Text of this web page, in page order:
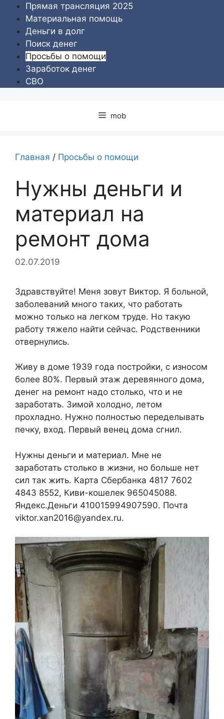
Перейти
содержимому
Прямая трансляция 2025
Материальная помощь
Деньги в долг
Поиск денег
Просьбы о помощи
Заработок денег
СВО
mob
Главная / Просьбы о помощи
Нужны деньги и
материал на
ремонт дома
02.07.2019
Здравствуйте! Меня зовут Виктор. Я больной,
заболеваний много таких, что работать
можно только на легком труде. Но такую
работу тяжело найти сейчас. Родственники
отвернулись.
Живу в доме 1939 года постройки, с износом
более 80%. Первый этаж деревянного дома,
денег на ремонт надо столько, что и не
заработать. Зимой холодно, летом
прохладно. Нужно полностью переделывать
печку, вход. Первый венец дома сгнил.
Нужны деньги и материал. Мне не
заработать столько в жизни, но больше нет
сил так жить. Карта Сбербанка 4817 7602
4843 8552, Киви-кошелек 965045088.
Яндекс.Деньги 410015994907590. Почта
viktor.xan2016@yandex.ru.